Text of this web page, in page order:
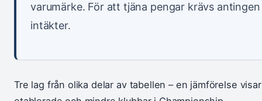
varumärke. För att tjäna pengar krävs
intäkter.
Tre lag från olika delar av tabellen – en jämförelse